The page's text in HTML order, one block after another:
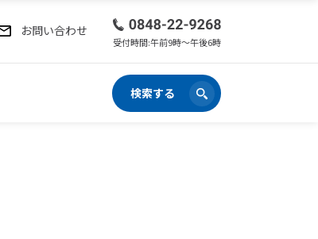
お問い合わせ
受付時間:午前9時〜午後6時
検索する